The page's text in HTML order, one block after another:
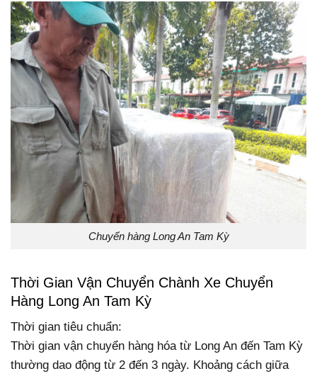
Chuyển hàng Long An Tam Kỳ
Thời Gian Vận Chuyển Chành Xe Chuyển
Hàng Long An Tam Kỳ
Thời gian tiêu chuẩn:
Thời gian vận chuyển hàng hóa từ Long An đến Tam Kỳ
thường dao động từ 2 đến 3 ngày. Khoảng cách giữa